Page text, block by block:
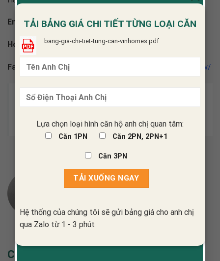
TẢI BẢNG GIÁ CHI TIẾT TỪNG LOẠI CĂN
bang-gia-chi-tiet-tung-can-vinhomes.pdf
Lựa chọn loại hình căn hộ anh chị quan tâm:
Căn 1PN Căn 2PN, 2PN+1
Căn 3PN
Hệ thống của chúng tôi sẽ gửi bảng giá cho anh chị
qua Zalo từ 1 - 3 phút
Email: cskh.noithatglow@gmail.com
Hotline: 0947.172.255
Fanpage: https://www.facebook.com/noithathiendaiGlow/
Xem Thêm: Top 3 phương án thiết kế nội thất
phòng khách nhà phố được ưa chuộng nhất hiện
PHAM QUYNH GLOW
Các Mẫu Ý Tưởng Thiết Kế